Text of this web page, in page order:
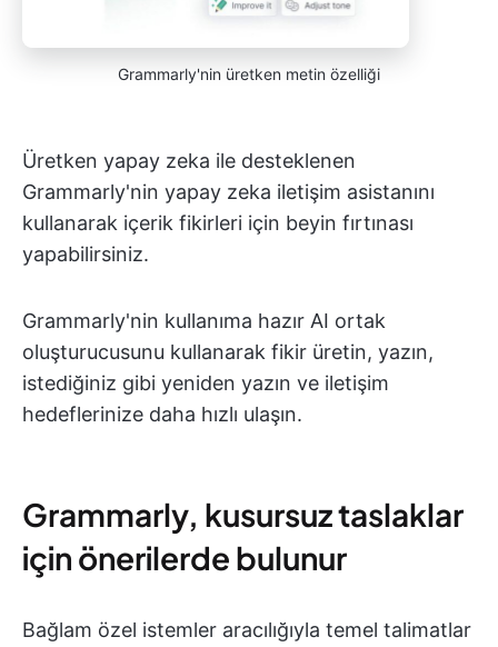
Grammarly'nin üretken metin özelliği
Üretken yapay zeka ile desteklenen
Grammarly'nin yapay zeka iletişim asistanını
kullanarak içerik fikirleri için beyin fırtınası
yapabilirsiniz.
Grammarly'nin kullanıma hazır AI ortak
oluşturucusunu kullanarak fikir üretin, yazın,
istediğiniz gibi yeniden yazın ve iletişim
hedeflerinize daha hızlı ulaşın.
Grammarly, kusursuz taslaklar
için önerilerde bulunur
Bağlam özel istemler aracılığıyla temel talimatlar